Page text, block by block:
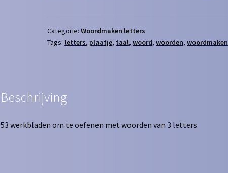
letters
[
aantal
Categorie:Woordmaken letters
Tags: letters, plaatje, taal,woord,woorden,woordmaken
Beschrijving
53 werkbladen om te oefenen met woorden van 3 letters.